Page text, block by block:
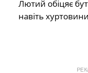
Лютий обіцяє
навіть